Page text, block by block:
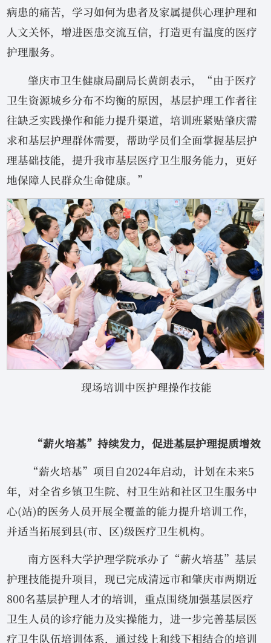
病患的痛苦，学习如何为患者及家属提供心理护理和
人文关怀，增进医患交流互信，打造更有温度的医疗
护理服务。
肇庆市卫生健康局副局长黄朗表示，“由于医疗
卫生资源城乡分布不均衡的原因，基层护理工作者往
往缺乏实践操作和能力提升渠道，培训班紧贴肇庆需
求和基层护理群体需要，帮助学员们全面掌握基层护
理基础技能，提升我市基层医疗卫生服务能力，更好
地保障人民群众生命健康。”
现场培训中医护理操作技能
“薪火培基”持续发力，促进基层护理提质增效
“薪火培基”项目自2024年启动，计划在未来5
年，对全省乡镇卫生院、村卫生站和社区卫生服务中
心(站)的医务人员开展全覆盖的能力提升培训工作，
并适当拓展到县(市、区)级医疗卫生机构。
南方医科大学护理学院承办了“薪火培基”基层
护理技能提升项目，现已完成清远市和肇庆市两期近
800名基层护理人才的培训，重点围绕加强基层医疗
卫生人员的诊疗能力及实操能力，进一步完善基层医
疗卫生队伍培训体系，通过线上和线下相结合的培训